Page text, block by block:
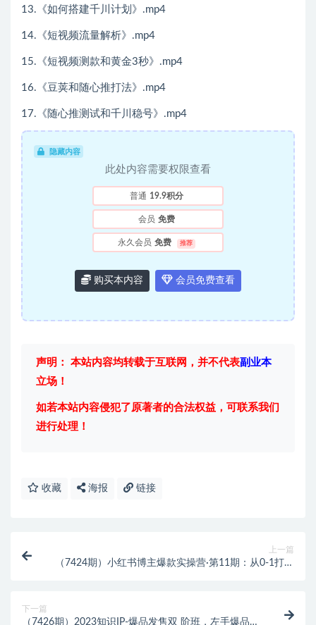
13.《如何搭建千川计划》.mp4
14.《短视频流量解析》.mp4
15.《短视频测款和黄金3秒》.mp4
16.《豆荚和随心推打法》.mp4
17.《随心推测试和千川稳号》.mp4
隐藏内容
此处内容需要权限查看
普通 19.9积分
会员 免费
永久会员 免费 推荐
购买本内容 会员免费查看
声明： 本站内容均转载于互联网，并不代表副业本
立场！
如若本站内容侵犯了原著者的合法权益，可联系我们
进行处理！
收藏 海报 链接
上一篇
（7424期）小红书博主爆款实操营·第11期：从0-1打造
下一篇
（7426期）2023知识IP-爆品发售双 阶班，左手爆品右